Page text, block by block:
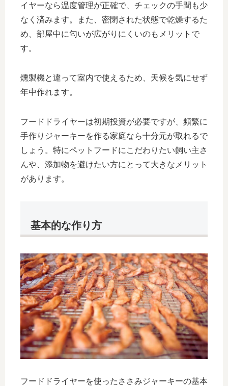
イヤーなら温度管理が正確で、チェックの手間も少
なく済みます。また、密閉された状態で乾燥するた
め、部屋中に匂いが広がりにくいのもメリットで
す。
燻製機と違って室内で使えるため、天候を気にせず
年中作れます。
フードドライヤーは初期投資が必要ですが、頻繁に
手作りジャーキーを作る家庭なら十分元が取れるで
しょう。特にペットフードにこだわりたい飼い主さ
んや、添加物を避けたい方にとって大きなメリット
があります。
基本的な作り方
フードドライヤーを使ったささみジャーキーの基本